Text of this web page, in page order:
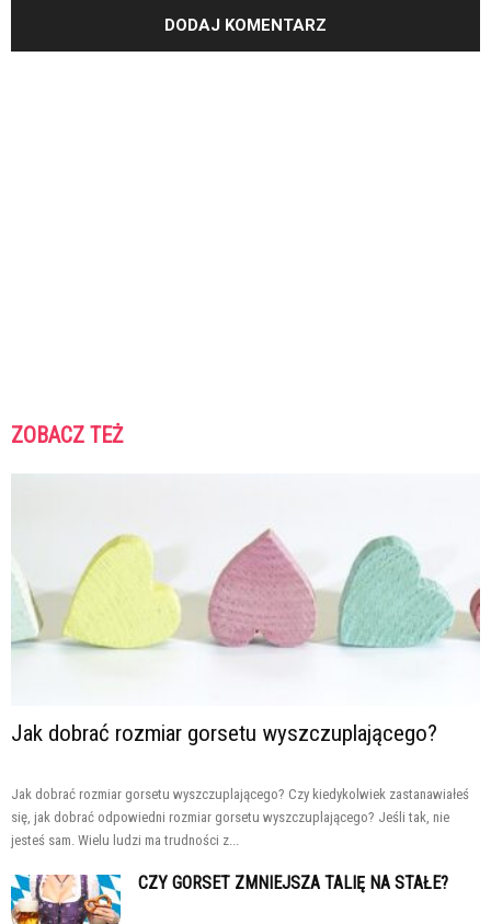
ZOBACZ TEŻ
Jak dobrać rozmiar gorsetu wyszczuplającego?
Jak dobrać rozmiar gorsetu wyszczuplającego? Czy kiedykolwiek zastanawiałeś
się, jak dobrać odpowiedni rozmiar gorsetu wyszczuplającego? Jeśli tak, nie
jesteś sam. Wielu ludzi ma trudności z...
CZY GORSET ZMNIEJSZA TALIĘ NA STAŁE?